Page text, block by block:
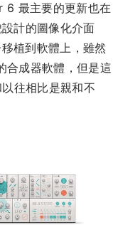
6 最主要的更新也在
計的圖像化介面
植到軟體上，雖然
合成器軟體，但是這
往相比是親和不